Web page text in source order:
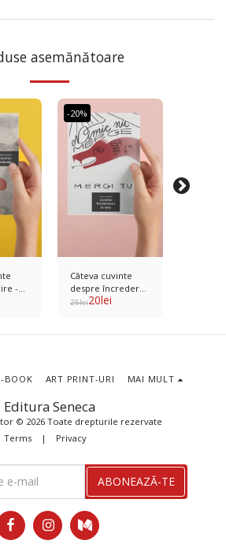
asemănătoare
-
-20%
Câteva cuvinte
despre încrederea
în sine - Seneca -
25lei20lei
Editura Seneca
© 2026 Toate drepturile rezervate
Terms| Privacy
BOOK ART PRINT-URI MAI MULT
ABONEAZĂ-TE